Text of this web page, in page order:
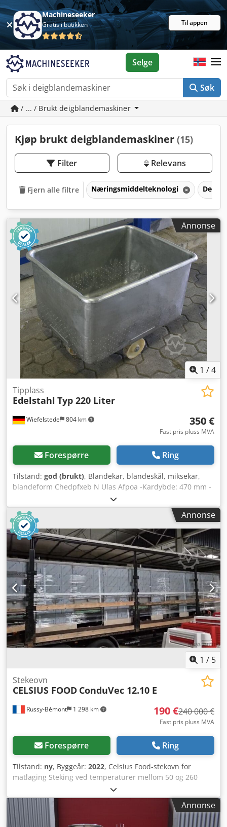
Machineseeker
Gratis i butikken Til appen
Søk
Selge
/ ... / Brukt deigblandemaskiner
Kjøp brukt deigblandemaskiner (15)
Filter Relevans
Fjern alle filtre Næringsmiddelteknologi
Annonse
1 /4
Wiefelstede 804 km
Tipplass
Edelstahl Typ 220 Liter
350 €
Fast pris pluss MVA
Forespørre Ring
Tilstand: god (brukt), Blandekar, blandeskål, miksekar,
blandeform Chedpfxeb N Ulas Afpoa -Kardybde: 470 mm -
Innhold: ca. 220 l -Hjørner: avrundet -Interne mål: 800 x
610 x D 470 mm -Eksterne mål: 840/860/H640 mm -Vekt: 32
kg
Annonse
1 / 5
Russy-Bémont 1 298 km
Stekeovn
CELSIUS FOOD ConduVec 12.10 E
190 €240 000 €
Fast pris pluss MVA
Forespørre Ring
Tilstand: ny, Byggeår: 2022, Celsius Food-stekovn for
matlaging Steking ved temperaturer mellom 50 og 260
grader Modell: ConduVec 12.10 E Chjdpexu Rk Tefx Afpoa
Ovnen er ubrukt og fortsatt i originalemballasjen.
Annonse